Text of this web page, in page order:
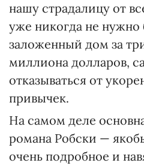
нашу страдалицу от
уже никогда не нужно
заложенный дом за
миллиона долларов,
отказываться от
привычек.
На самом деле
романа Робски —
очень подробное и